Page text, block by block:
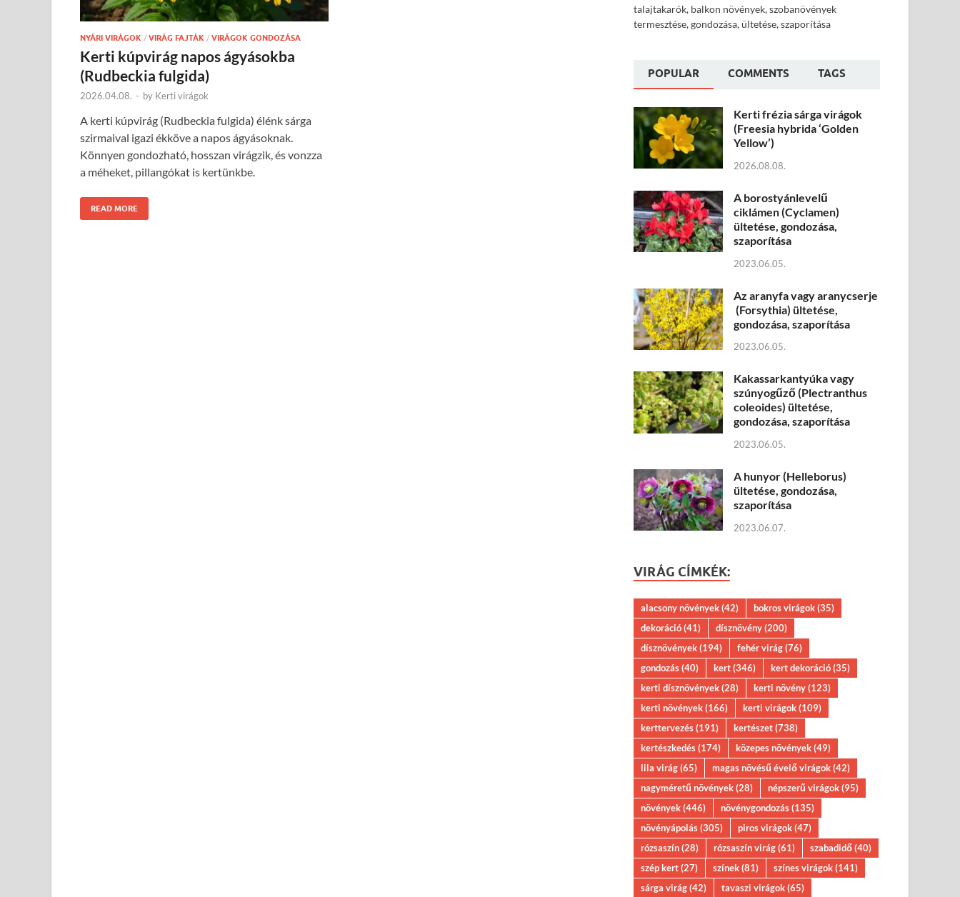
NYÁRI VIRÁGOK / VIRÁG FAJTÁK / VIRÁGOK GONDOZÁSA
Kerti kúpvirág napos ágyásokba
(Rudbeckia fulgida)
2026.04.08. - by Kerti virágok
A kerti kúpvirág (Rudbeckia fulgida) élénk sárga
szirmaival igazi ékköve a napos ágyásoknak.
Könnyen gondozható, hosszan virágzik, és vonzza
a méheket, pillangókat is kertünkbe.
READ MORE
talajtakarók, balkon növények, szobanövények
termesztése, gondozása, ültetése, szaporítása
POPULAR COMMENTS TAGS
Kerti frézia sárga virágok
(Freesia hybrida ‘Golden
Yellow’)
2026.08.08.
A borostyánlevelű
ciklámen (Cyclamen)
ültetése, gondozása,
szaporítása
2023.06.05.
Az aranyfa vagy aranycserje
(Forsythia) ültetése,
gondozása, szaporítása
2023.06.05.
Kakassarkantyúka vagy
szúnyogűző (Plectranthus
coleoides) ültetése,
gondozása, szaporítása
2023.06.05.
A hunyor (Helleborus)
ültetése, gondozása,
szaporítása
2023.06.07.
VIRÁG CÍMKÉK:
alacsony növények(42) bokros virágok(35)
dekoráció(41) dísznövény(200)
dísznövények(194) fehér virág(76)
gondozás(40) kert(346) kert dekoráció(35)
kerti dísznövények(28) kerti növény(123)
kerti növények(166) kerti virágok(109)
kerttervezés(191) kertészet(738)
kertészkedés(174) közepes növények(49)
lila virág(65) magas növésű évelő virágok(42)
nagyméretű növények(28) népszerű virágok(95)
növények(446) növénygondozás(135)
növényápolás(305) piros virágok(47)
rózsaszín(28) rózsaszín virág(61) szabadidő(40)
szép kert(27) színek(81) színes virágok(141)
sárga virág(42) tavaszi virágok(65)